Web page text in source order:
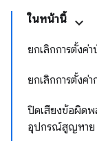
ในหน้านี้
ยกเลิกการตั้งค่
ยกเลิกการตั้งค่
ปิดเสียงข้อผิดพ
อุปกรณ์สูญหาย